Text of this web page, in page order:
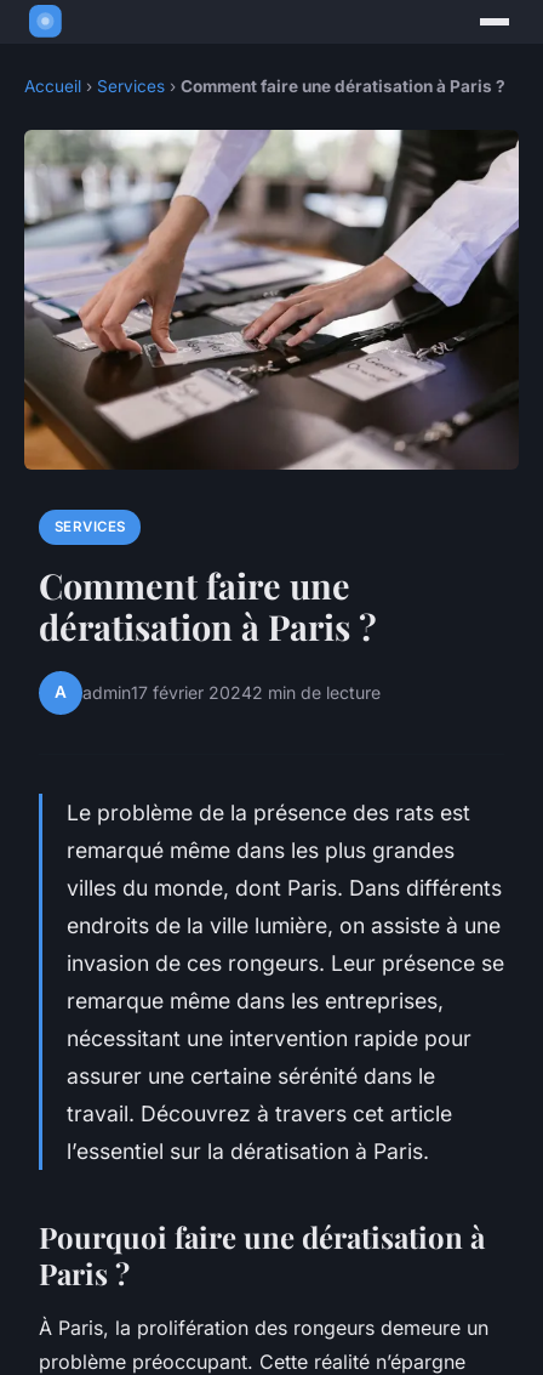
Accueil › Services › Comment faire une dératisation à Paris ?
SERVICES
Comment faire une
dératisation à Paris ?
A admin17 février 20242 min de lecture
Le problème de la présence des rats est
remarqué même dans les plus grandes
villes du monde, dont Paris. Dans différents
endroits de la ville lumière, on assiste à une
invasion de ces rongeurs. Leur présence se
remarque même dans les entreprises,
nécessitant une intervention rapide pour
assurer une certaine sérénité dans le
travail. Découvrez à travers cet article
l’essentiel sur la dératisation à Paris.
Pourquoi faire une dératisation à
Paris ?
À Paris, la prolifération des rongeurs demeure un
problème préoccupant. Cette réalité n’épargne